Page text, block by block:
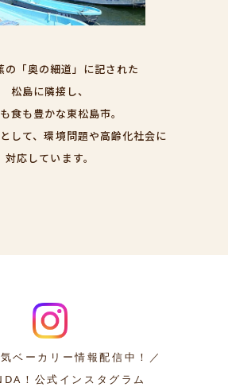
の「奥の細道」に記された
松島に隣接し、
食も豊かな東松島市。
して、環境問題や高齢化社会に
対応しています。
ベーカリー情報配信中！／
！公式インスタグラム